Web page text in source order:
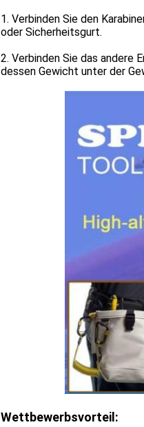
1. Verbinden Sie den
oder Sicherheitsgurt.
2. Verbinden Sie das andere
dessen Gewicht unter der
Wettbewerbsvorteil: